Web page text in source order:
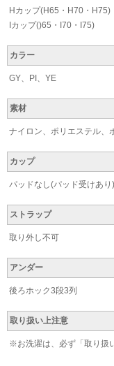
Hカップ(H65・H70・H75)
Iカップ()65・I70・I75)
カラー
GY、PI、YE
素材
ナイロン、ポリエステル、
カップ
パッドなし(パッド受けあり)
ストラップ
取り外し不可
アンダー
後ろホック3段3列
取り扱い上注意
※お洗濯は、必ず「取り扱